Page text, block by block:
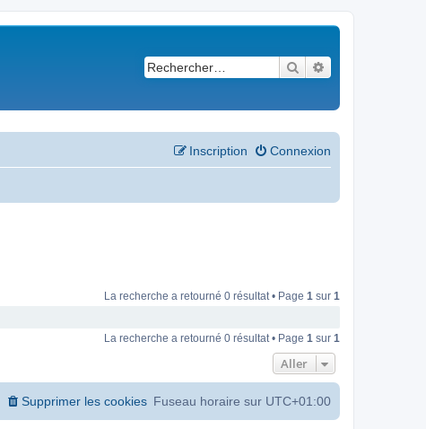
Rechercher
Connexion
Inscription
La recherche a retourné 0 résultat • Page 1 sur 1
La recherche a retourné 0 résultat • Page 1 sur 1
Aller
Fuseau horaire sur UTC+01:00
Supprimer les cookies